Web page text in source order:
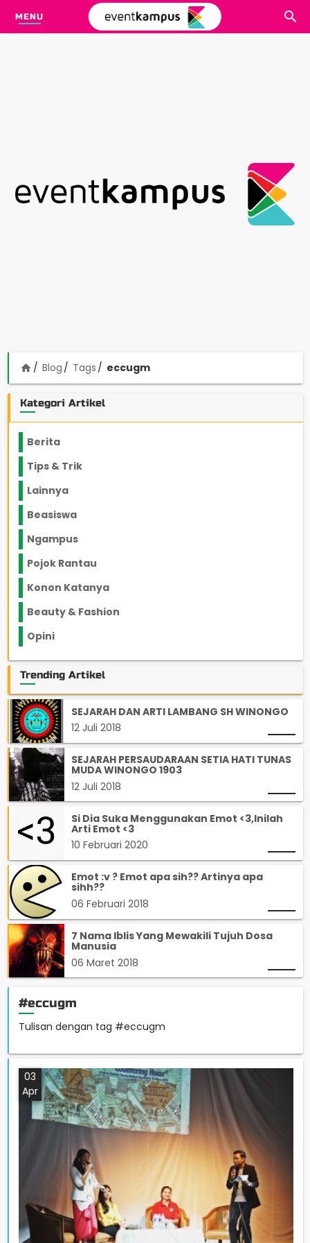
MENU
home Blog Tags eccugm
Kategori Artikel
Berita
Tips & Trik
Lainnya
Beasiswa
Ngampus
Pojok Rantau
Konon Katanya
Beauty & Fashion
Opini
Trending Artikel
SEJARAH DAN ARTI LAMBANG SH WINONGO
12 Juli 2018
SEJARAH PERSAUDARAAN SETIA HATI TUNAS
MUDA WINONGO 1903
12 Juli 2018
Si Dia Suka Menggunakan Emot <3,Inilah
Arti Emot <3
10 Februari 2020
Emot :v ? Emot apa sih?? Artinya apa
sihh??
06 Februari 2018
7 Nama Iblis Yang Mewakili Tujuh Dosa
Manusia
06 Maret 2018
#eccugm
Tulisan dengan tag #eccugm
03
Apr